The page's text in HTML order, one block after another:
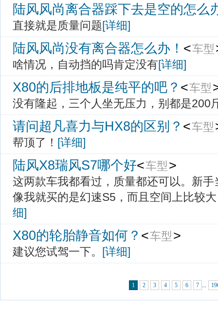
陆风风尚离合器踩下去是空的怎么
直接就是质量问题[详细]
陆风风尚没有离合器怎么办！ <车型
啥情况，自动挡的吗肯定没有[详细]
X80的后排地板是纯平的吧？ <车型
没有隆起，三个人坐无压力，别都是200
请问超凡喜力与HX8的区别？ <车型
帮顶了！ [详细]
陆风X8瑞风S7哪个好<车型>
这两款车我都看过，质量都还可以。新
像我就买的是幻速S5，而且空间上比较
细]
X80的轮胎静音如何？ <车型>
建议您试驾一下。 [详细]
1 2 3 4 5 6 7 ...